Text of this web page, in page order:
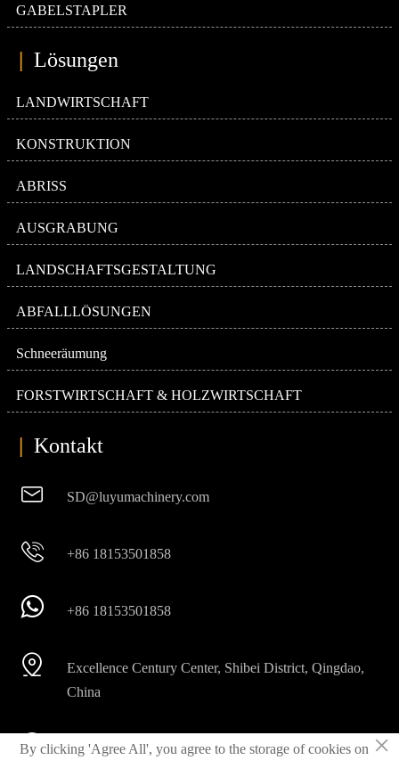
GABELSTAPLER
Lösungen
LANDWIRTSCHAFT
KONSTRUKTION
ABRISS
AUSGRABUNG
LANDSCHAFTSGESTALTUNG
ABFALLLÖSUNGEN
Schneeräumung
FORSTWIRTSCHAFT & HOLZWIRTSCHAFT
| Kontakt
 SD@luyumachinery.com
 +86 18153501858
 +86 18153501858

Excellence Century Center, Shibei District, Qingdao,
China
 Shahe Industriegebiet, Laizhou Stadt, Provinz ×
By clicking 'Agree All', you agree to the storage of cookies on